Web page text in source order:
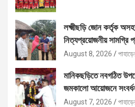
লক্ষ্মীছড়ি জোন কর্তৃক
নিত্যপ্রয়োজনীয় সামগ্রি
August 8, 2026
মানিকছড়িতে নবগঠিত
জমকালো আয়োজনে
August 7, 2026